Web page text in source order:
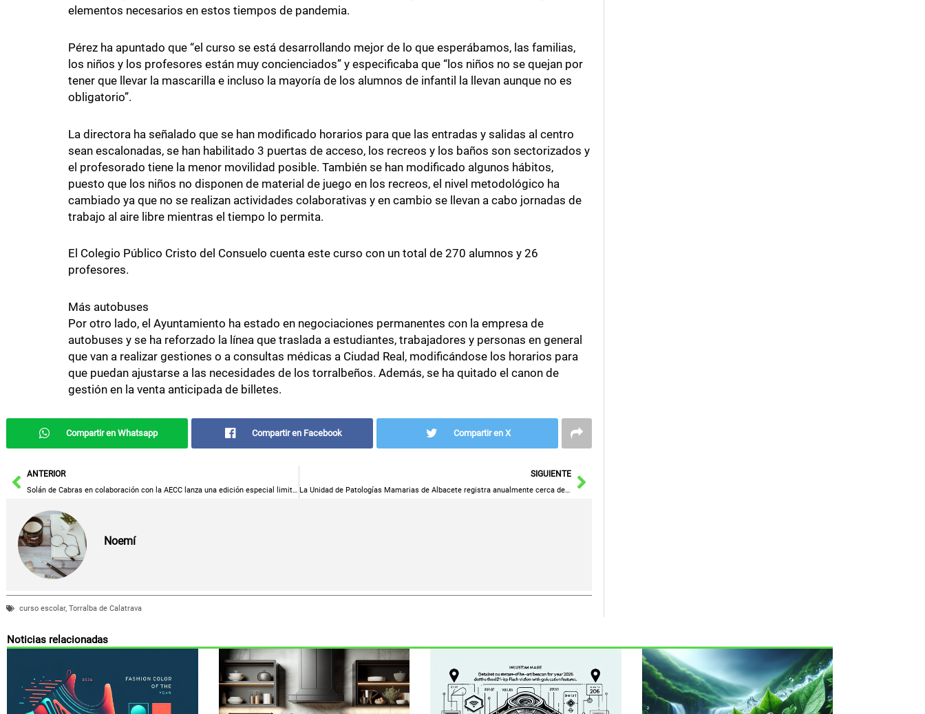
elementos necesarios en estos tiempos de pandemia.
Pérez ha apuntado que “el curso se está desarrollando mejor de lo que esperábamos, las familias,
los niños y los profesores están muy concienciados” y especificaba que “los niños no se quejan por
tener que llevar la mascarilla e incluso la mayoría de los alumnos de infantil la llevan aunque no es
obligatorio”.
La directora ha señalado que se han modificado horarios para que las entradas y salidas al centro
sean escalonadas, se han habilitado 3 puertas de acceso, los recreos y los baños son sectorizados y
el profesorado tiene la menor movilidad posible. También se han modificado algunos hábitos,
puesto que los niños no disponen de material de juego en los recreos, el nivel metodológico ha
cambiado ya que no se realizan actividades colaborativas y en cambio se llevan a cabo jornadas de
trabajo al aire libre mientras el tiempo lo permita.
El Colegio Público Cristo del Consuelo cuenta este curso con un total de 270 alumnos y 26
profesores.
Más autobuses
Por otro lado, el Ayuntamiento ha estado en negociaciones permanentes con la empresa de
autobuses y se ha reforzado la línea que traslada a estudiantes, trabajadores y personas en general
que van a realizar gestiones o a consultas médicas a Ciudad Real, modificándose los horarios para
que puedan ajustarse a las necesidades de los torralbeños. Además, se ha quitado el canon de
gestión en la venta anticipada de billetes.
Compartir en Whatsapp Compartir en Facebook Compartir en X
AntANTERIOR
Solán de Cabras en colaboración con la AECC lanza una edición especial limitada de su botella rosa
SIGUIENTE
La Unidad de Patologías Mamarias de Albacete registra anualmente cerca de 3.000 mamografías gracias al Programa de Prevención del Cáncer de Mama
Siguiente
Noemí
curso escolar, Torralba de Calatrava
Noticias relacionadas